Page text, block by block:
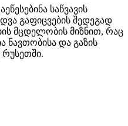
საწვავის
გაფიცვების შედეგად
მცდელობის მიზნით, რაც
ნავთობისა და გაზის